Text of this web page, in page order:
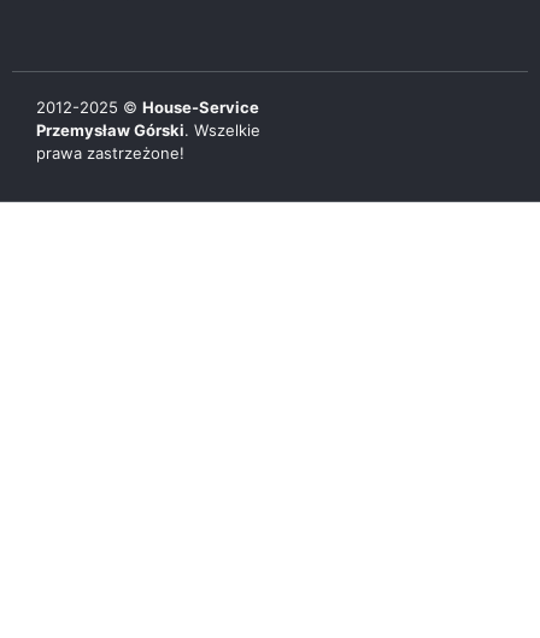
2012-2025 © House-Service
Przemysław Górski. Wszelkie
prawa zastrzeżone!